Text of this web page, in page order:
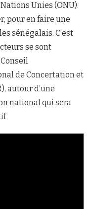
Unies (ONU).
pour en faire une
sénégalais. C’est
se sont
de Concertation et
autour d’une
national qui sera